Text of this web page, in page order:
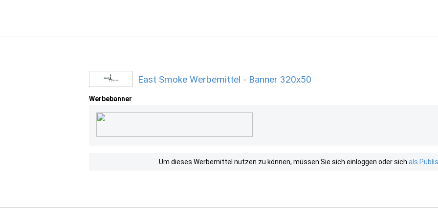
East Smoke Werbemittel - Banner 320x50
Werbebanner
Um dieses Werbemittel nutzen zu können, müssen Sie sich einloggen oder sich als